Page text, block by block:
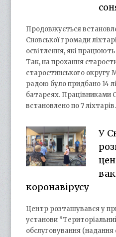
Продовжується
Сновської громади
освітлення, які
Так, на прохання
старостинського округу
радою було придбано 14
батареях. Працівниками
встановлено по 7
У
коронавірусу
Центр розташувався у
установи
обслуговування (надання